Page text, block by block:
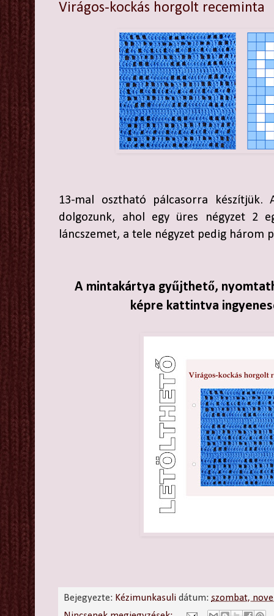
Virágos-kockás horgolt receminta
13-mal osztható pálcasorra készítjük.
dolgozunk, ahol egy üres négyzet 2
láncszemet, a tele négyzet pedig három
A mintakártya gyűjthető,
képre kattintva
Bejegyezte: Kézimunkasuli dátum: szombat,